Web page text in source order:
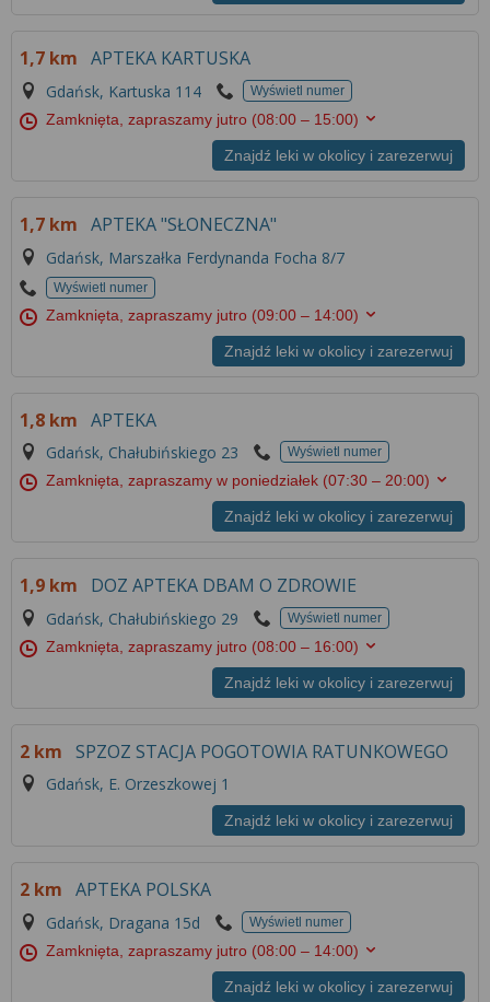
1,7 km APTEKA KARTUSKA
Gdańsk, Kartuska 114 Wyświetl numer
Zamknięta, zapraszamy jutro (08:00 – 15:00)
Znajdź leki w okolicy i zarezerwuj
1,7 km APTEKA "SŁONECZNA"
Gdańsk, Marszałka Ferdynanda Focha 8/7
Wyświetl numer
Zamknięta, zapraszamy jutro (09:00 – 14:00)
Znajdź leki w okolicy i zarezerwuj
1,8 km APTEKA
Gdańsk, Chałubińskiego 23 Wyświetl numer
Zamknięta, zapraszamy w poniedziałek (07:30 – 20:00)
Znajdź leki w okolicy i zarezerwuj
1,9 km DOZ APTEKA DBAM O ZDROWIE
Gdańsk, Chałubińskiego 29 Wyświetl numer
Zamknięta, zapraszamy jutro (08:00 – 16:00)
Znajdź leki w okolicy i zarezerwuj
2 km SPZOZ STACJA POGOTOWIA RATUNKOWEGO
Gdańsk, E. Orzeszkowej 1
Znajdź leki w okolicy i zarezerwuj
2 km APTEKA POLSKA
Gdańsk, Dragana 15d Wyświetl numer
Zamknięta, zapraszamy jutro (08:00 – 14:00)
Znajdź leki w okolicy i zarezerwuj